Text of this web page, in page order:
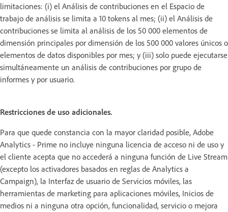
limitaciones: (i) el Análisis de contribuciones en el Espacio de
trabajo de análisis se limita a 10 tokens al mes; (ii) el Análisis de
contribuciones se limita al análisis de los 50 000 elementos de
dimensión principales por dimensión de los 500 000 valores únicos o
elementos de datos disponibles por mes; y (iii) solo puede ejecutarse
simultáneamente un análisis de contribuciones por grupo de
informes y por usuario.
Restricciones de uso adicionales.
Para que quede constancia con la mayor claridad posible, Adobe
Analytics - Prime no incluye ninguna licencia de acceso ni de uso y
el cliente acepta que no accederá a ninguna función de Live Stream
(excepto los activadores basados en reglas de Analytics a
Campaign), la Interfaz de usuario de Servicios móviles, las
herramientas de marketing para aplicaciones móviles, Inicios de
medios ni a ninguna otra opción, funcionalidad, servicio o mejora